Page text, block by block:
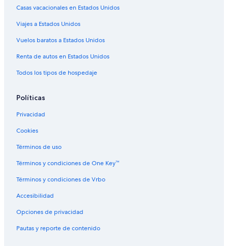
Hoteles que aceptan mascotas en Meursault
Hoteles en Meursault
Hoteles 5 estrellas en Paris-l'Hopital
Apart-Hoteles en Paris-l'Hopital
B&B en Paris-l'Hopital
Hoteles en Paris-l'Hopital
Hoteles en Allerey
Hoteles en Viévy
Hoteles en Corancy
Hoteles en La Bussière-sur-Ouche
Hoteles en Moux-en-Morvan
Hoteles en Marmagne
Hoteles en Arnay-le-Duc
Casas vacacionales en Estados Unidos
Viajes a Estados Unidos
Vuelos baratos a Estados Unidos
Renta de autos en Estados Unidos
Todos los tipos de hospedaje
Políticas
Privacidad
Cookies
Términos de uso
Términos y condiciones de One Key™
Términos y condiciones de Vrbo
Accesibilidad
Opciones de privacidad
Pautas y reporte de contenido